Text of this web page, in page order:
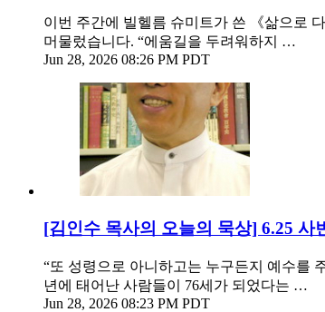
이번 주간에 빌헬름 슈미트가 쓴 《삶으로
머물렀습니다. “에움길을 두려워하지 …
Jun 28, 2026 08:26 PM PDT
[김인수 목사의 오늘의 묵상] 6.25 사
“또 성령으로 아니하고는 누구든지 예수를
년에 태어난 사람들이 76세가 되었다는 …
Jun 28, 2026 08:23 PM PDT